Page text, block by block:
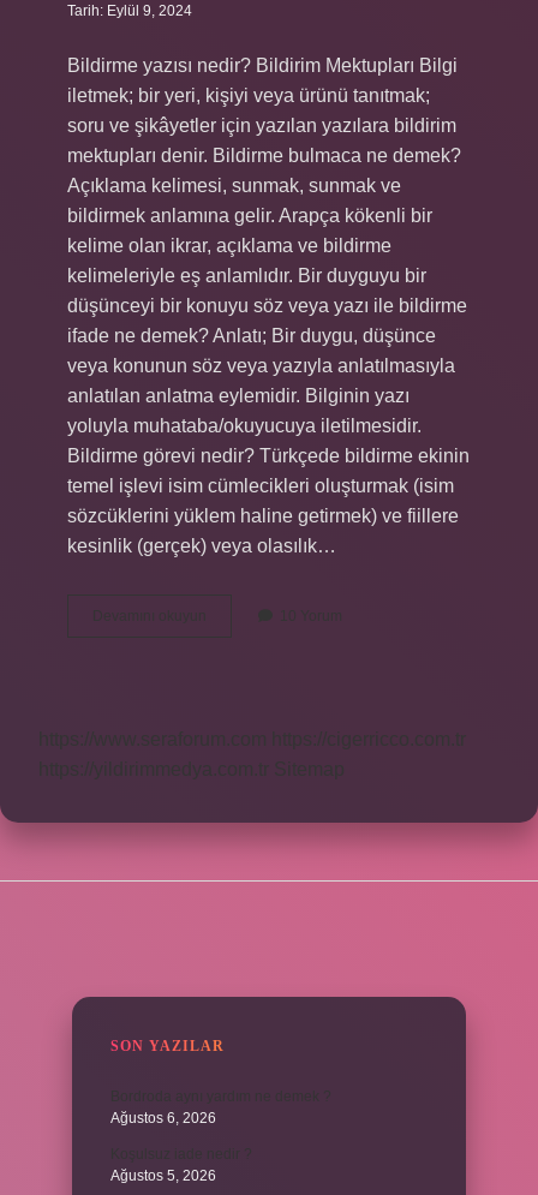
Tarih: Eylül 9, 2024
Bildirme yazısı nedir? Bildirim Mektupları Bilgi
iletmek; bir yeri, kişiyi veya ürünü tanıtmak;
soru ve şikâyetler için yazılan yazılara bildirim
mektupları denir. Bildirme bulmaca ne demek?
Açıklama kelimesi, sunmak, sunmak ve
bildirmek anlamına gelir. Arapça kökenli bir
kelime olan ikrar, açıklama ve bildirme
kelimeleriyle eş anlamlıdır. Bir duyguyu bir
düşünceyi bir konuyu söz veya yazı ile bildirme
ifade ne demek? Anlatı; Bir duygu, düşünce
veya konunun söz veya yazıyla anlatılmasıyla
anlatılan anlatma eylemidir. Bilginin yazı
yoluyla muhataba/okuyucuya iletilmesidir.
Bildirme görevi nedir? Türkçede bildirme ekinin
temel işlevi isim cümlecikleri oluşturmak (isim
sözcüklerini yüklem haline getirmek) ve fiillere
kesinlik (gerçek) veya olasılık…
Devamını okuyun
Ile
10 Yorum
https://www.seraforum.com
https://cigerricco.com.tr
https://yildirimmedya.com.tr
Sitemap
SON YAZILAR
Ağustos 6, 2026
Ağustos 5, 2026